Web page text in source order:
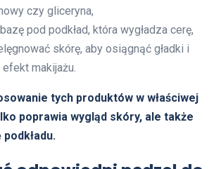
czy gliceryna,
pod podkład, która wygładza cerę,
skórę, aby osiągnąć gładki i
makijażu.
tych produktów w właściwej
poprawia wygląd skóry, ale także